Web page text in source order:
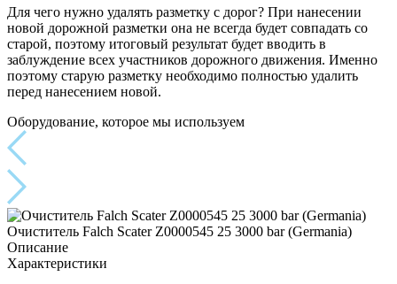
Для чего нужно удалять разметку с дорог? При нанесении
новой дорожной разметки она не всегда будет совпадать со
старой, поэтому итоговый результат будет вводить в
заблуждение всех участников дорожного движения. Именно
поэтому старую разметку необходимо полностью удалить
перед нанесением новой.
Оборудование, которое мы используем
Очиститель Falch Scater Z0000545 25 3000 bar (Germania)
Описание
Характеристики